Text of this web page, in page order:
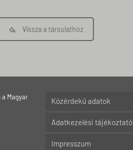
Vissza a társulathoz
Magyar
Közérdekű adatok
Adatkezelési tájékoztató
Impresszum